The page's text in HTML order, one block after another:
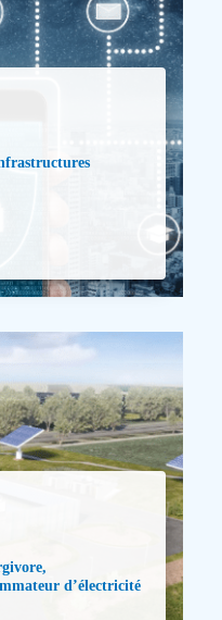
d’électricité